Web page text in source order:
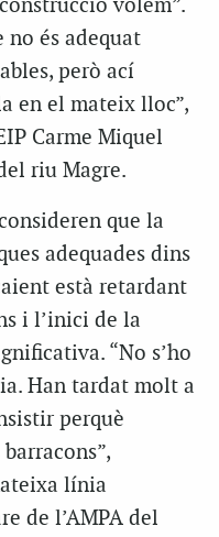
volem”.
no és adequat
però ací
en el mateix lloc”,
Carme Miquel
riu Magre.
que la
adequades dins
està retardant
i l’inici de la
“No s’ho
Han tardat molt a
perquè
línia
de l’AMPA del